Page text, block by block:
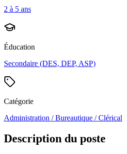
2 à 5 ans
Éducation
Secondaire (DES, DEP, ASP)
Catégorie
Administration / Bureautique / Clérical
Description du poste